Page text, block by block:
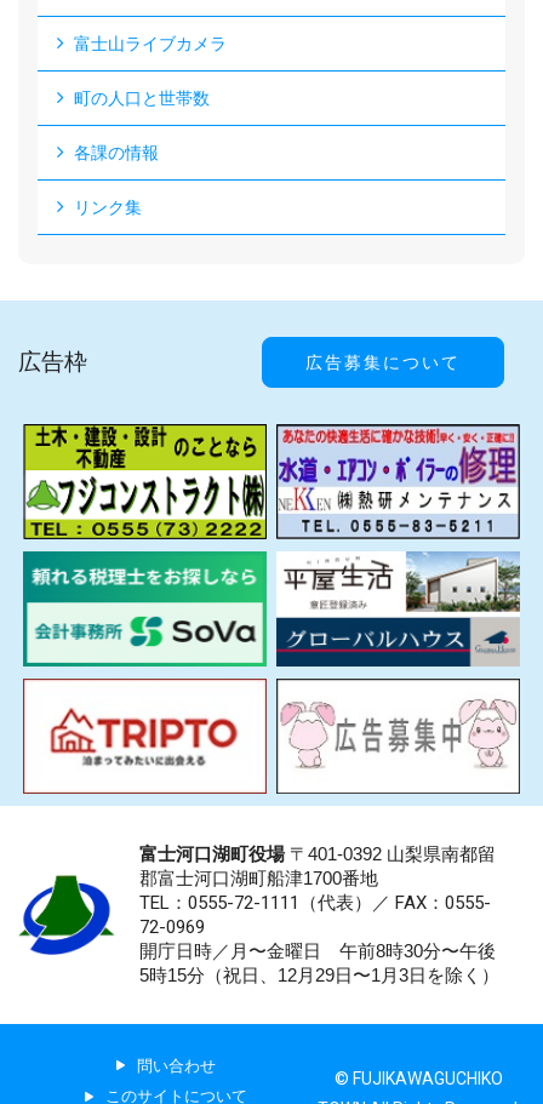
富士山ライブカメラ
町の人口と世帯数
各課の情報
リンク集
広告枠 広告募集について
富士河口湖町役場〒401-0392 山梨県南都留
郡富士河口湖町船津1700番地
TEL：0555-72-1111 （代表）／ FAX：0555-
72-0969
開庁日時／月〜金曜日 午前8時30分〜午後
5時15分（祝日、12月29日〜1月3日を除く）
問い合わせ
このサイトについて
© FUJIKAWAGUCHIKO